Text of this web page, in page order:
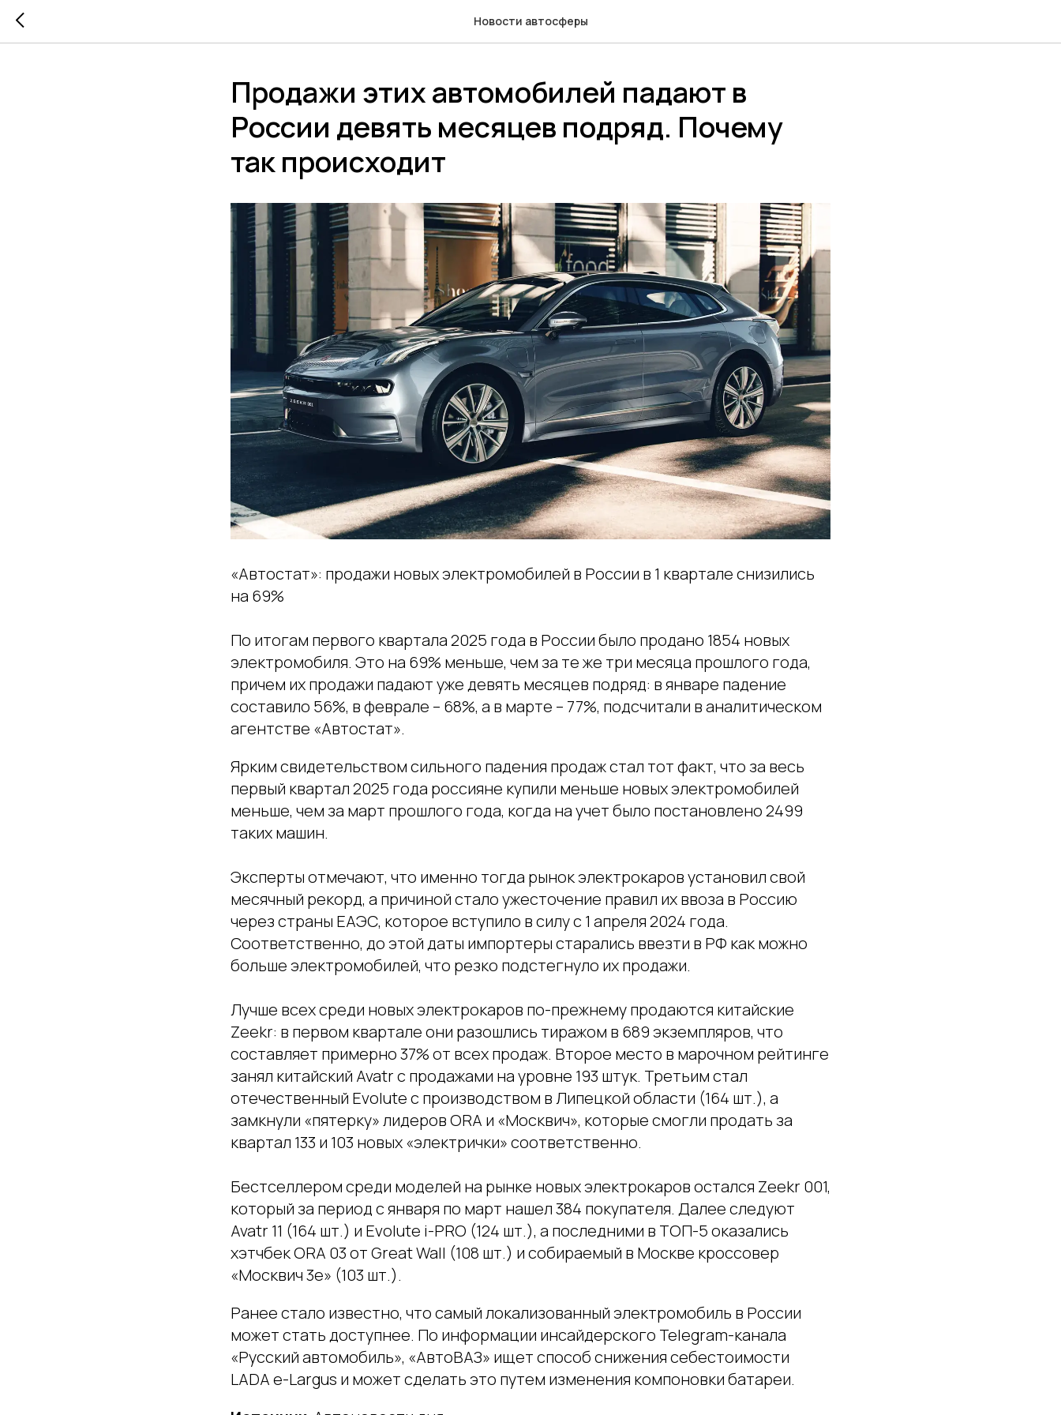
Новости автосферы
Продажи этих автомобилей падают в
России девять месяцев подряд. Почему
так происходит
«Автостат»: продажи новых электромобилей в России в 1 квартале снизились
на 69%
По итогам первого квартала 2025 года в России было продано 1854 новых
электромобиля. Это на 69% меньше, чем за те же три месяца прошлого года,
причем их продажи падают уже девять месяцев подряд: в январе падение
составило 56%, в феврале – 68%, а в марте – 77%, подсчитали в аналитическом
агентстве «Автостат».
Ярким свидетельством сильного падения продаж стал тот факт, что за весь
первый квартал 2025 года россияне купили меньше новых электромобилей
меньше, чем за март прошлого года, когда на учет было постановлено 2499
таких машин.
Эксперты отмечают, что именно тогда рынок электрокаров установил свой
месячный рекорд, а причиной стало ужесточение правил их ввоза в Россию
через страны ЕАЭС, которое вступило в силу с 1 апреля 2024 года.
Соответственно, до этой даты импортеры старались ввезти в РФ как можно
больше электромобилей, что резко подстегнуло их продажи.
Лучше всех среди новых электрокаров по-прежнему продаются китайские
Zeekr: в первом квартале они разошлись тиражом в 689 экземпляров, что
составляет примерно 37% от всех продаж. Второе место в марочном рейтинге
занял китайский Avatr с продажами на уровне 193 штук. Третьим стал
отечественный Evolute с производством в Липецкой области (164 шт.), а
замкнули «пятерку» лидеров ORA и «Москвич», которые смогли продать за
квартал 133 и 103 новых «электрички» соответственно.
Бестселлером среди моделей на рынке новых электрокаров остался Zeekr 001,
который за период с января по март нашел 384 покупателя. Далее следуют
Avatr 11 (164 шт.) и Evolute i-PRO (124 шт.), а последними в ТОП-5 оказались
хэтчбек ORA 03 от Great Wall (108 шт.) и собираемый в Москве кроссовер
«Москвич 3e» (103 шт.).
Ранее стало известно, что самый локализованный электромобиль в России
может стать доступнее. По информации инсайдерского Telegram-канала
«Русский автомобиль», «АвтоВАЗ» ищет способ снижения себестоимости
LADA e-Largus и может сделать это путем изменения компоновки батареи.